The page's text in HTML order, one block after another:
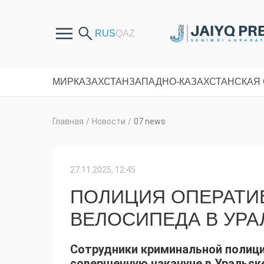
МИРКАЗАХСТАНЗАПАДНО-КАЗАХСТАНСКАЯ
Главная / Новости / 07 news
27.11.2025, 12:45
ПОЛИЦИЯ
ВЕЛОСИПЕДА В
Сотрудники криминальной